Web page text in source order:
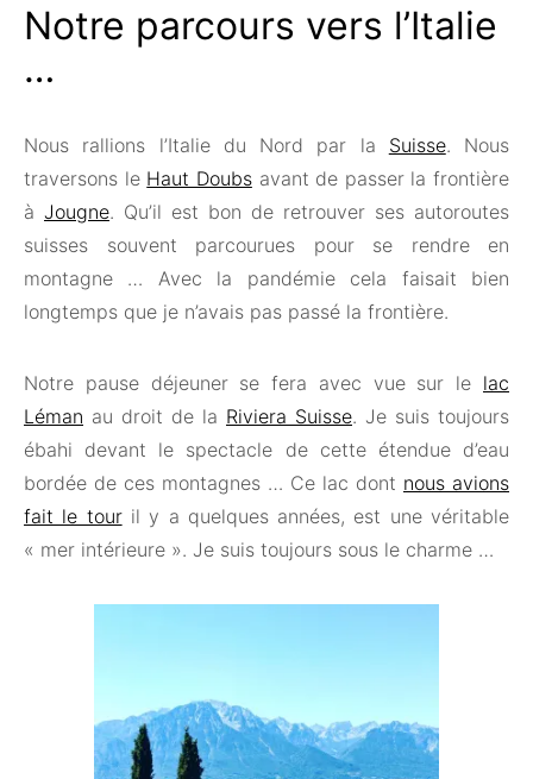
Notre parcours vers l’Italie
…
Nous rallions l’Italie du Nord par la Suisse. Nous
traversons le Haut Doubsavant de passer la frontière
à Jougne. Qu’il est bon de retrouver ses autoroutes
suisses souvent parcourues pour se rendre en
montagne … Avec la pandémie cela faisait bien
longtemps que je n’avais pas passé la frontière.
Notre pause déjeuner se fera avec vue sur le lac
Léman au droit de la Riviera Suisse. Je suis toujours
ébahi devant le spectacle de cette étendue d’eau
bordée de ces montagnes … Ce lac dont nous avions
fait le touril y a quelques années, est une véritable
« mer intérieure ». Je suis toujours sous le charme …